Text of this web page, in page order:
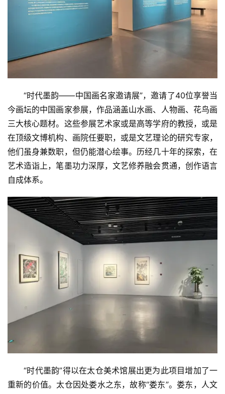
首
页
资
讯
“时代墨韵——中国画名家邀请展”，邀请了40位享誉当
今画坛的中国画家参展，作品涵盖山水画、人物画、花鸟画
三大核心题材。这些参展艺术家或是高等学府的教授，或是
在顶级文博机构、画院任要职，或是文艺理论的研究专家，
他们虽身兼数职，但仍能潜心绘事。历经几十年的探索，在
艺术造诣上，笔墨功力深厚，文艺修养融会贯通，创作语言
自成体系。
“时代墨韵”得以在太仓美术馆展出更为此项目增加了一
重新的价值。太仓因处娄水之东，故称“娄东”。娄东，人文